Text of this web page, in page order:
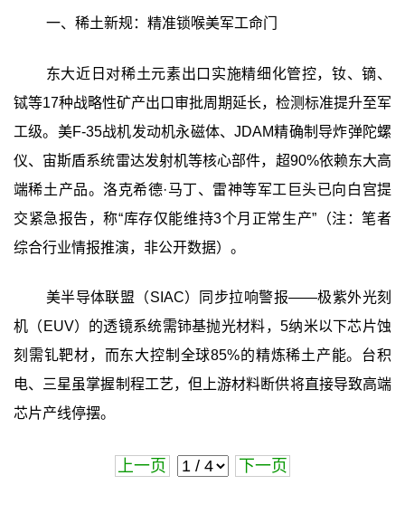
一、稀土新规：精准锁喉美军工命门
东大近日对稀土元素出口实施精细化管控，钕、镝、
铽等17种战略性矿产出口审批周期延长，检测标准提升至军
工级。美F-35战机发动机永磁体、JDAM精确制导炸弹陀螺
仪、宙斯盾系统雷达发射机等核心部件，超90%依赖东大高
端稀土产品。洛克希德·马丁、雷神等军工巨头已向白宫提
交紧急报告，称“库存仅能维持3个月正常生产”（注：笔者
综合行业情报推演，非公开数据）。
美半导体联盟（SIAC）同步拉响警报——极紫外光刻
机（EUV）的透镜系统需铈基抛光材料，5纳米以下芯片蚀
刻需钆靶材，而东大控制全球85%的精炼稀土产能。台积
电、三星虽掌握制程工艺，但上游材料断供将直接导致高端
芯片产线停摆。
上一页 下一页